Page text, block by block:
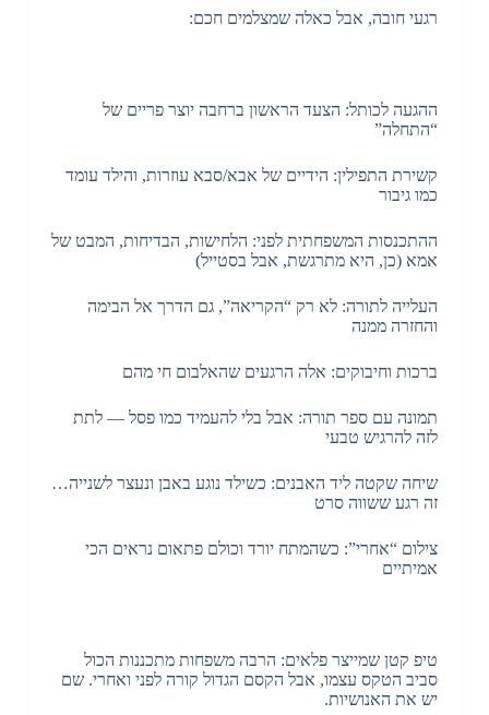
רגעי חובה, אבל כאלה שמצלמים חכם:
ההגעה לכותל: הצעד הראשון ברחבה יוצר פריים של
“התחלה”
קשירת התפילין: הידיים של אבא/סבא עוזרות, והילד עומד
כמו גיבור
ההתכנסות המשפחתית לפני: הלחישות, הבדיחות, המבט של
אמא (כן, היא מתרגשת, אבל בסטייל)
העלייה לתורה: לא רק “הקריאה”, גם הדרך אל הבימה
והחזרה ממנה
ברכות וחיבוקים: אלה הרגעים שהאלבום חי מהם
תמונה עם ספר תורה: אבל בלי להעמיד כמו פסל — לתת
לזה להרגיש טבעי
שיחה שקטה ליד האבנים: כשילד נוגע באבן ונעצר לשנייה…
זה רגע ששווה סרט
צילום “אחרי”: כשהמתח יורד וכולם פתאום נראים הכי
אמיתיים
טיפ קטן שמייצר פלאים: הרבה משפחות מתכננות הכול
סביב הטקס עצמו, אבל הקסם הגדול קורה לפני ואחרי. שם
יש את האנושיות.